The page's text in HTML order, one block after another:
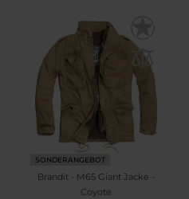
SONDERANGEBOT
Brandit - M65 Giant Jacke -
Coyote